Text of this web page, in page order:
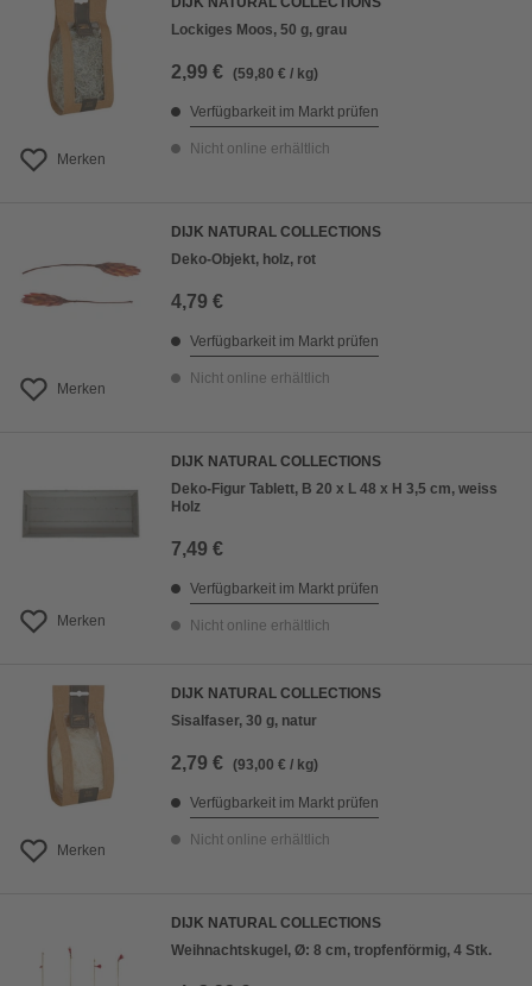
Merken
Lockiges Moos, 50 g, grau
2,99 € (59,80 € / kg)
Verfügbarkeit im Markt prüfen
Nicht online erhältlich
Merken
DIJK NATURAL COLLECTIONS
Deko-Objekt, holz, rot
4,79 €
Verfügbarkeit im Markt prüfen
Nicht online erhältlich
Merken
DIJK NATURAL COLLECTIONS
Deko-Figur Tablett, B 20 x L 48 x H 3,5 cm, weiss
Holz
7,49 €
Verfügbarkeit im Markt prüfen
Nicht online erhältlich
Merken
DIJK NATURAL COLLECTIONS
Sisalfaser, 30 g, natur
2,79 € (93,00 € / kg)
Verfügbarkeit im Markt prüfen
Nicht online erhältlich
DIJK NATURAL COLLECTIONS
Weihnachtskugel, Ø: 8 cm, tropfenförmig, 4 Stk.